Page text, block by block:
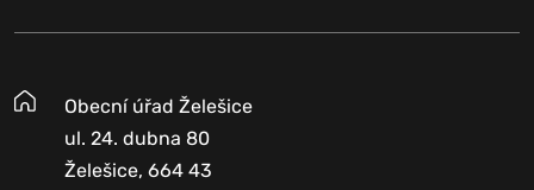
Obecní úřad Želešice
ul. 24. dubna 80
Želešice, 664 43